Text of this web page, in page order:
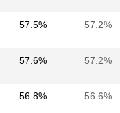
57.5% 57.2%
57.6% 57.2%
56.8% 56.6%